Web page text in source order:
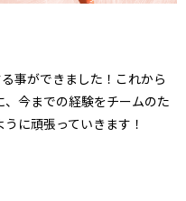
事ができました！これから
今までの経験をチームのた
に頑張っていきます！